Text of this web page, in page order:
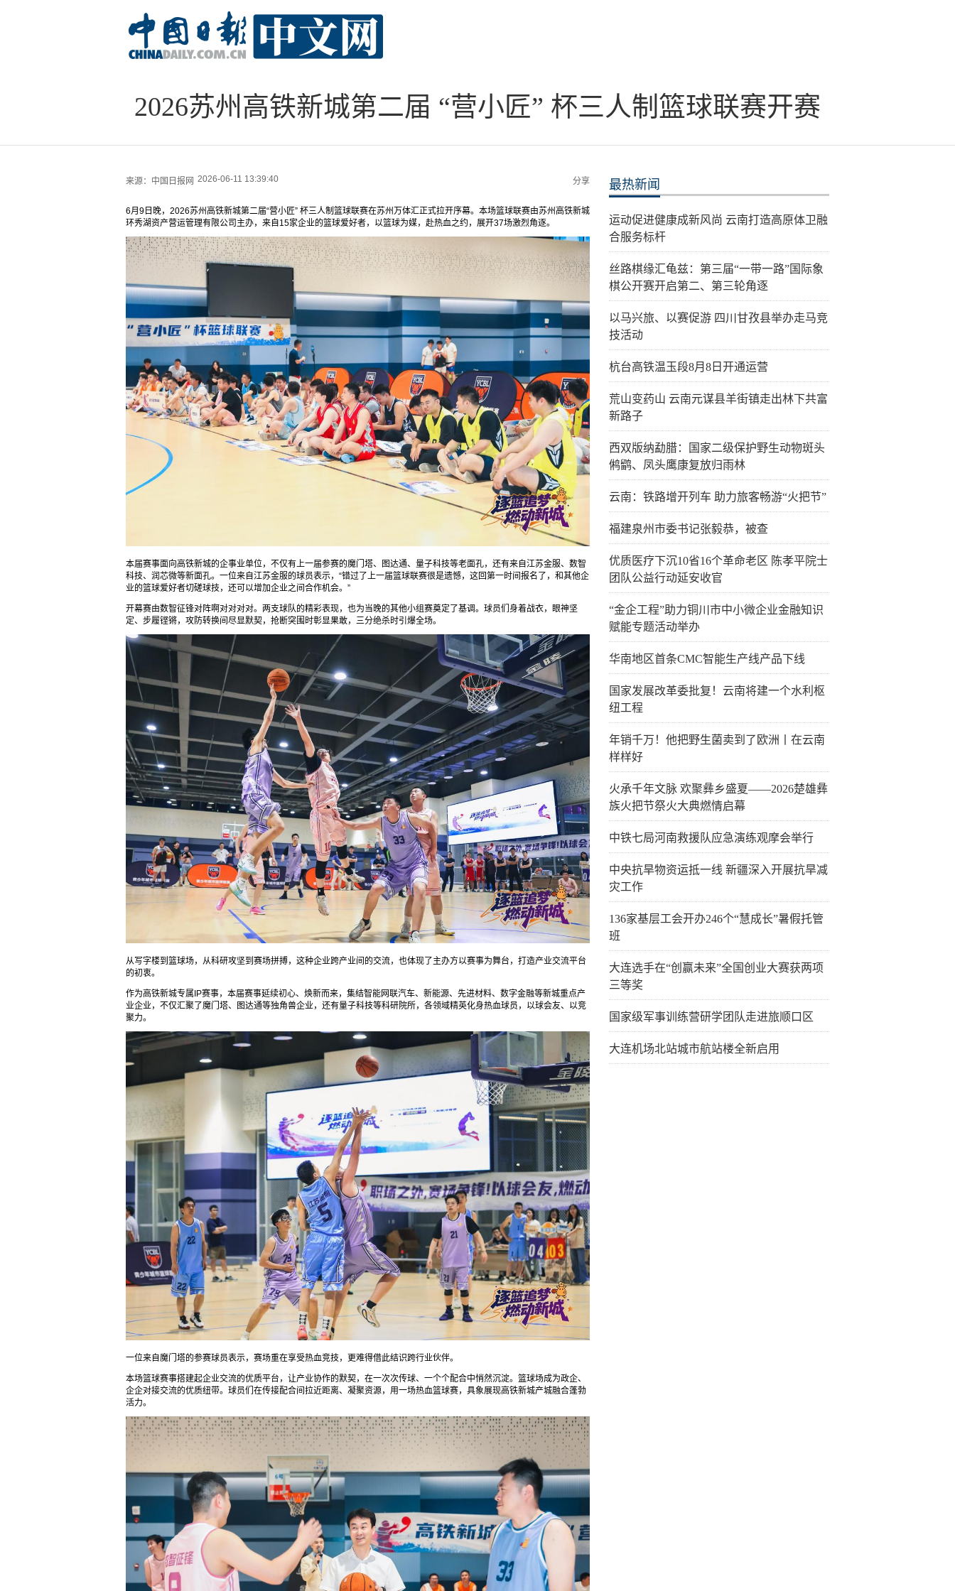
2026苏州高铁新城第二届 “营小匠” 杯三人制篮球联赛开赛
来源： 中国日报网 2026-06-11 13:39:40 分享
6月9日晚，2026苏州高铁新城第二届“营小匠” 杯三人制篮球联赛在苏州万体汇正式拉开序幕。本场篮球联赛由苏州高铁新城
环秀湖资产营运管理有限公司主办，来自15家企业的篮球爱好者，以篮球为媒，赴热血之约，展开37场激烈角逐。
本届赛事面向高铁新城的企事业单位，不仅有上一届参赛的魔门塔、图达通、量子科技等老面孔，还有来自江苏金服、数智
科技、润芯微等新面孔。一位来自江苏金服的球员表示，“错过了上一届篮球联赛很是遗憾，这回第一时间报名了，和其他企
业的篮球爱好者切磋球技，还可以增加企业之间合作机会。”
开幕赛由数智征锋对阵啊对对对对。两支球队的精彩表现，也为当晚的其他小组赛奠定了基调。球员们身着战衣，眼神坚
定、步履铿锵，攻防转换间尽显默契，抢断突围时彰显果敢，三分绝杀时引爆全场。
从写字楼到篮球场，从科研攻坚到赛场拼搏，这种企业跨产业间的交流，也体现了主办方以赛事为舞台，打造产业交流平台
的初衷。
作为高铁新城专属IP赛事，本届赛事延续初心、焕新而来，集结智能网联汽车、新能源、先进材料、数字金融等新城重点产
业企业，不仅汇聚了魔门塔、图达通等独角兽企业，还有量子科技等科研院所，各领域精英化身热血球员，以球会友、以竞
聚力。
一位来自魔门塔的参赛球员表示，赛场重在享受热血竞技，更难得借此结识跨行业伙伴。
本场篮球赛事搭建起企业交流的优质平台，让产业协作的默契，在一次次传球、一个个配合中悄然沉淀。篮球场成为政企、
企企对接交流的优质纽带。球员们在传接配合间拉近距离、凝聚资源，用一场热血篮球赛，具象展现高铁新城产城融合蓬勃
活力。
最热新闻
运动促进健康成新风尚 云南打造高原体卫融
合服务标杆
丝路棋缘汇龟兹：第三届“一带一路”国际象
棋公开赛开启第二、第三轮角逐
以马兴旅、以赛促游 四川甘孜县举办走马竞
技活动
杭台高铁温玉段8月8日开通运营
荒山变药山 云南元谋县羊街镇走出林下共富
新路子
西双版纳勐腊：国家二级保护野生动物斑头
鸺鹠、凤头鹰康复放归雨林
云南：铁路增开列车 助力旅客畅游“火把节”
福建泉州市委书记张毅恭，被查
优质医疗下沉10省16个革命老区 陈孝平院士
团队公益行动延安收官
“金企工程”助力铜川市中小微企业金融知识
赋能专题活动举办
华南地区首条CMC智能生产线产品下线
国家发展改革委批复！云南将建一个水利枢
纽工程
年销千万！他把野生菌卖到了欧洲丨在云南
样样好
火承千年文脉 欢聚彝乡盛夏——2026楚雄彝
族火把节祭火大典燃情启幕
中铁七局河南救援队应急演练观摩会举行
中央抗旱物资运抵一线 新疆深入开展抗旱减
灾工作
136家基层工会开办246个“慧成长”暑假托管
班
大连选手在“创赢未来”全国创业大赛获两项
三等奖
国家级军事训练营研学团队走进旅顺口区
大连机场北站城市航站楼全新启用